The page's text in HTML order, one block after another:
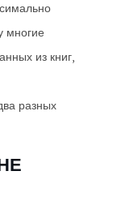
многие
из книг,
разных